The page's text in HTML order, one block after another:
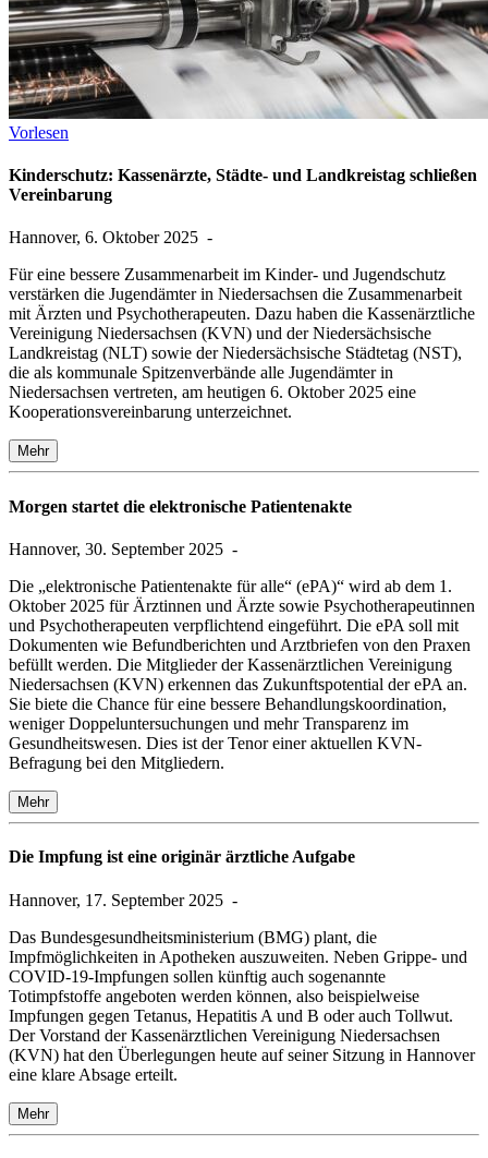
Vorlesen
Kinderschutz: Kassenärzte, Städte- und Landkreistag schließen
Vereinbarung
Hannover, 6. Oktober 2025 -
Für eine bessere Zusammenarbeit im Kinder- und Jugendschutz
verstärken die Jugendämter in Niedersachsen die Zusammenarbeit
mit Ärzten und Psychotherapeuten. Dazu haben die Kassenärztliche
Vereinigung Niedersachsen (KVN) und der Niedersächsische
Landkreistag (NLT) sowie der Niedersächsische Städtetag (NST),
die als kommunale Spitzenverbände alle Jugendämter in
Niedersachsen vertreten, am heutigen 6. Oktober 2025 eine
Kooperationsvereinbarung unterzeichnet.
Mehr
Morgen startet die elektronische Patientenakte
Hannover, 30. September 2025 -
Die „elektronische Patientenakte für alle“ (ePA)“ wird ab dem 1.
Oktober 2025 für Ärztinnen und Ärzte sowie Psychotherapeutinnen
und Psychotherapeuten verpflichtend eingeführt. Die ePA soll mit
Dokumenten wie Befundberichten und Arztbriefen von den Praxen
befüllt werden. Die Mitglieder der Kassenärztlichen Vereinigung
Niedersachsen (KVN) erkennen das Zukunftspotential der ePA an.
Sie biete die Chance für eine bessere Behandlungskoordination,
weniger Doppeluntersuchungen und mehr Transparenz im
Gesundheitswesen. Dies ist der Tenor einer aktuellen KVN-
Befragung bei den Mitgliedern.
Mehr
Die Impfung ist eine originär ärztliche Aufgabe
Hannover, 17. September 2025 -
Das Bundesgesundheitsministerium (BMG) plant, die
Impfmöglichkeiten in Apotheken auszuweiten. Neben Grippe- und
COVID-19-Impfungen sollen künftig auch sogenannte
Totimpfstoffe angeboten werden können, also beispielweise
Impfungen gegen Tetanus, Hepatitis A und B oder auch Tollwut.
Der Vorstand der Kassenärztlichen Vereinigung Niedersachsen
(KVN) hat den Überlegungen heute auf seiner Sitzung in Hannover
eine klare Absage erteilt.
Mehr